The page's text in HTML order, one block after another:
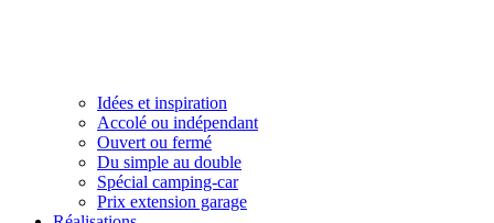
Idées et inspiration
Accolé ou indépendant
Ouvert ou fermé
Du simple au double
Spécial camping-car
Prix extension garage